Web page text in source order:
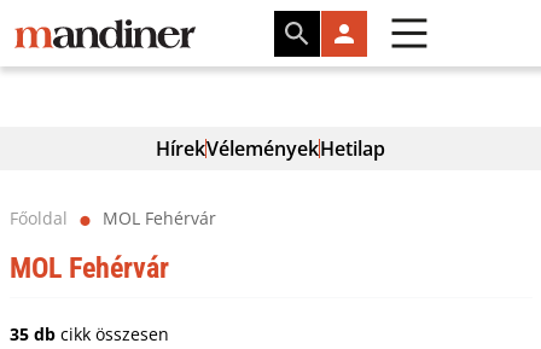
HírekVéleményekHetilap
Főoldal ⬤ MOL Fehérvár
MOL Fehérvár
35 dbcikk összesen